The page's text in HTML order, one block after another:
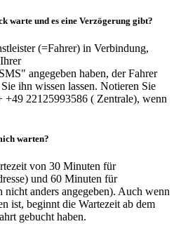
warte und es eine Verzögerung gibt?
(=Fahrer) in Verbindung,
angegeben haben, der Fahrer
ihn wissen lassen. Notieren Sie
+49 22125993586 ( Zentrale), wenn
warten?
von 30 Minuten für
und 60 Minuten für
anders angegeben). Auch wenn
ist, beginnt die Wartezeit ab dem
gebucht haben.